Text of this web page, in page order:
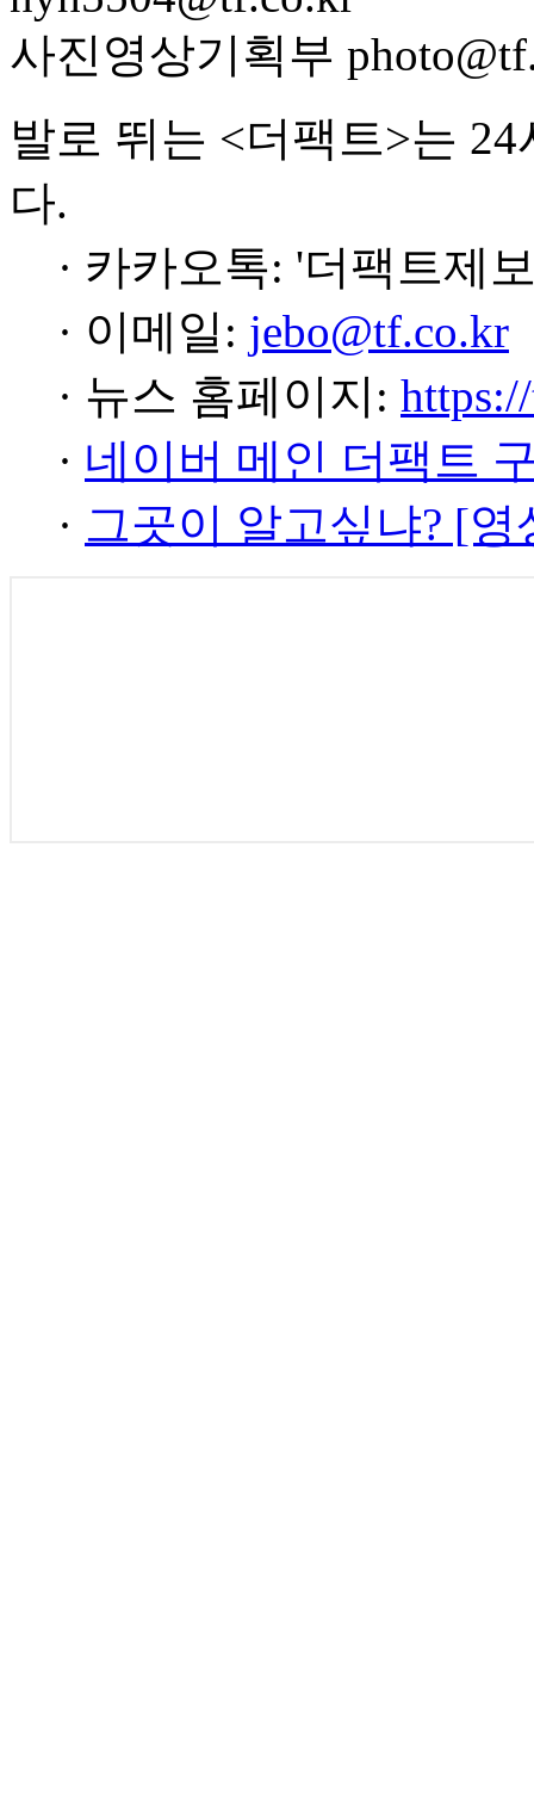
사진영상기획부
발로 뛰는 <더팩트>는
다.
· 카카오톡: '더팩트제
· 이메일: jebo@tf.co.kr
· 뉴스 홈페이지:
· 네이버 메인 더팩트
· 그곳이 알고싶냐? [